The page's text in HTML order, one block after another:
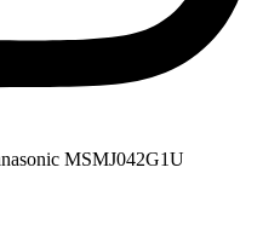
MSMJ042G1U